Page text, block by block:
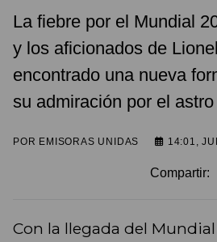
La fiebre por el Mundial
y los aficionados de
encontrado una nueva
su admiración por el
POR EMISORAS UNIDAS 14:01,
Compartir:
Con la llegada del